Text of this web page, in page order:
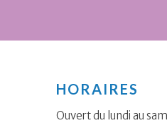
HORAIRES
Ouvert du lundi au